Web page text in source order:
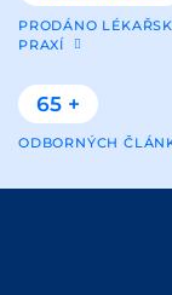
PRODÁNO
PRAXÍ
65 +
ODBORNÝCH